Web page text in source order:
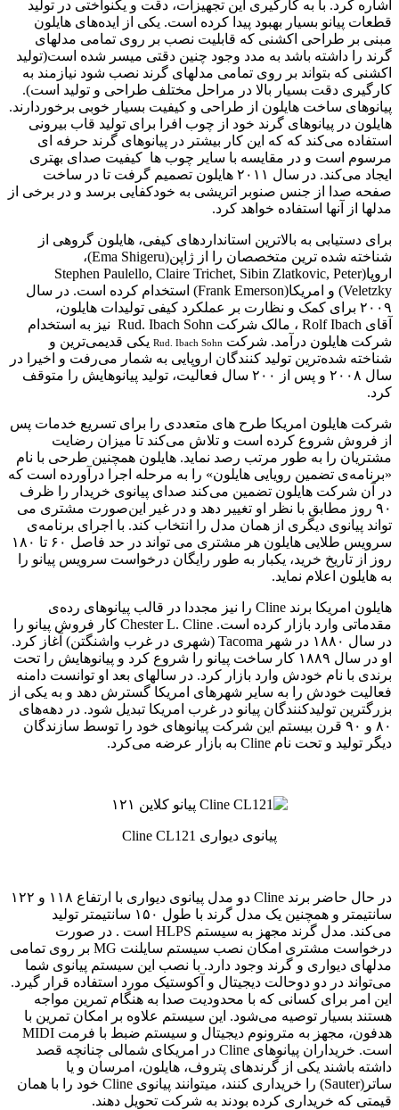
اشاره کرد. با به کارگیری این تجهیزات، دقت و یکنواختی در تولید
قطعات پیانو بسیار بهبود پیدا کرده است. یکی از ایده‌های هایلون
مبنی بر طراحی اکشنی که قابلیت نصب بر روی تمامی مدلهای
گرند را داشته باشد به مدد وجود چنین دقتی میسر شده است‌(‌تولید
اکشنی که بتواند بر روی تمامی مدلهای گرند نصب شود نیازمند به
کارگیری دقت بسیار بالا در مراحل مختلف طراحی و تولید است).
پیانوهای ساخت هایلون از طراحی و کیفیت بسیار خوبی برخوردارند.
هایلون در پیانوهای گرند خود از چوب افرا برای تولید قاب بیرونی
استفاده می‌کند که که این کار بیشتر در پیانوهای گرند حرفه ای
مرسوم است و در مقایسه با سایر چوب ها کیفیت صدای بهتری
ایجاد می‌کند. در سال ۲۰۱۱ هایلون تصمیم گرفت تا در ساخت
صفحه صدا از جنس صنوبر اتریشی به خودکفایی برسد و در برخی از
مدلها از آنها استفاده خواهد کرد.
برای دستیابی به بالاترین استانداردهای کیفی، هایلون گروهی از
شناخته شده ترین متخصصان را از ژاپن(Ema Shigeru)،
اروپا(Stephen Paulello, Claire Trichet, Sibin Zlatkovic, Peter
Veletzky) و امریکا(Frank Emerson) استخدام کرده است. در سال
۲۰۰۹ برای کمک و نظارت بر عملکرد کیفی تولیدات هایلون،
آقای Rolf Ibach ، مالک شرکت Rud. Ibach Sohn نیز به استخدام
شرکت هایلون درآمد. شرکت Rud. Ibach Sohn یکی قدیمی‌ترین و
شناخته شده‌ترین تولید کنندگان اروپایی به شمار می‌رفت و اخیرا در
سال ۲۰۰۸ و پس از ۲۰۰ سال فعالیت، تولید پیانوهایش را متوقف
کرد.
شرکت هایلون امریکا طرح های متعددی را برای تسریع خدمات پس
از فروش شروع کرده است و تلاش می‌کند تا میزان رضایت
مشتریان را به طور مرتب رصد نماید. هایلون همچنین طرحی با نام
«برنامه‌ی تضمین رویایی هایلون» را به مرحله اجرا درآورده است که
در آن شرکت هایلون تضمین می‌کند صدای پیانوی خریدار را ظرف
۹۰ روز مطابق با نظر او تغییر دهد و در غیر این‌صورت مشتری می
تواند پیانوی دیگری از همان مدل را انتخاب کند. با اجرای برنامه‌ی
سرویس طلایی هایلون هر مشتری می تواند در حد فاصل ۶۰ تا ۱۸۰
روز از تاریخ خرید، یکبار به طور رایگان درخواست سرویس پیانو را
به هایلون اعلام نماید.
هایلون امریکا برند Cline را نیز مجددا در قالب پیانوهای رده‌ی
مقدماتی وارد بازار کرده است. Chester L. Cline کار فروش پیانو را
در سال ۱۸۸۰ در شهر Tacoma (‌شهری در غرب واشنگتن) آغاز کرد.
او در سال ۱۸۸۹ کار ساخت پیانو را شروع کرد و پیانوهایش را تحت
برندی با نام خودش وارد بازار کرد. در سالهای بعد او توانست دامنه
فعالیت خودش را به سایر شهرهای امریکا گسترش دهد و به یکی از
بزرگترین تولیدکنندگان پیانو در غرب امریکا تبدیل شود. در دهه‌های
۸۰ و ۹۰ قرن بیستم این شرکت پیانوهای خود را توسط سازندگان
دیگر تولید و تحت نام Cline به بازار عرضه می‌کرد.
پیانوی دیواری Cline CL121
در حال حاضر برند Cline دو مدل پیانوی دیواری با ارتفاع ۱۱۸ و ۱۲۲
سانتیمتر و همچنین یک مدل گرند با طول ۱۵۰ سانتیمتر تولید
می‌کند. مدل گرند مجهز به سیستم HLPS است . در صورت
درخواست مشتری امکان نصب سیستم سایلنت MG بر روی تمامی
مدلهای دیواری و گرند وجود دارد. با نصب این سیستم پیانوی شما
می‌تواند در دو دوحالت دیجیتال و آکوستیک مورد استفاده قرار گیرد.
این امر برای کسانی که با محدودیت صدا به هنگام تمرین مواجه
هستند بسیار توصیه می‌شود. این سیستم علاوه بر امکان تمرین با
هدفون، مجهز به مترونوم دیجیتال و سیستم ضبط با فرمت MIDI
است. خریداران پیانوهای Cline در امریکای شمالی چنانچه قصد
داشته باشند یکی از گرندهای پتروف، هایلون، امرسان و یا
ساتر(Sauter)‌ را خریداری کنند، میتوانند پیانوی Cline خود را با همان
قیمتی که خریداری کرده بودند به شرکت تحویل دهند.